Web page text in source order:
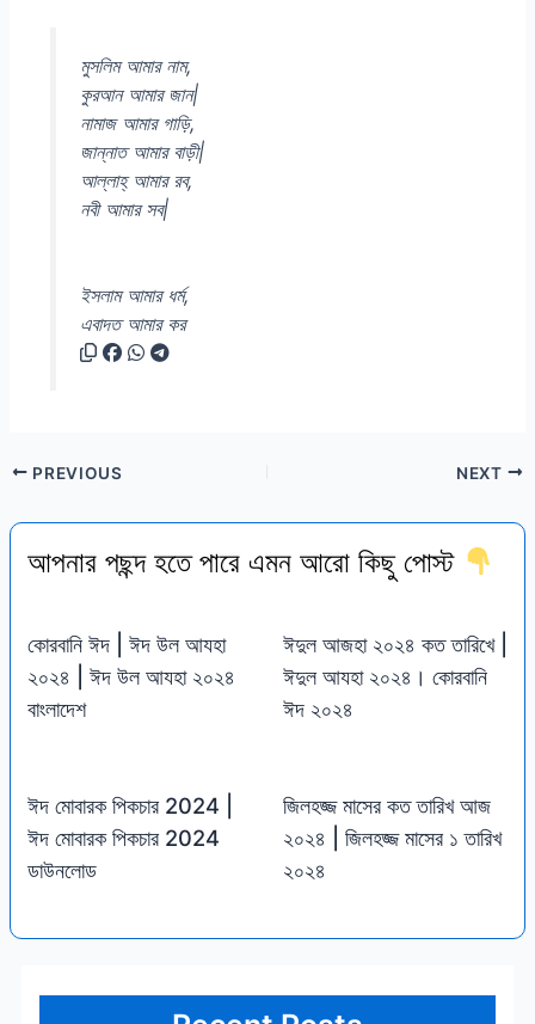
মুসলিম আমার নাম,
কুরআন আমার জান|
নামাজ আমার গাড়ি,
জান্নাত আমার বাড়ী|
আল্লাহ্ আমার রব,
নবী আমার সব|
ইসলাম আমার ধর্ম,
এবাদত আমার কর
PREVIOUS NEXT
আপনার পছন্দ হতে পারে এমন আরো কিছু পোস্ট
কোরবানি ঈদ | ঈদ উল আযহা
২০২৪ | ঈদ উল আযহা ২০২৪
বাংলাদেশ
ঈদুল আজহা ২০২৪ কত তারিখে |
ঈদুল আযহা ২০২৪। কোরবানি
ঈদ ২০২৪
ঈদ মোবারক পিকচার 2024 |
ঈদ মোবারক পিকচার 2024
ডাউনলোড
জিলহজ্জ মাসের কত তারিখ আজ
২০২৪ | জিলহজ্জ মাসের ১ তারিখ
২০২৪